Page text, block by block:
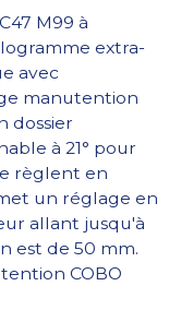
M99 à
extra-
avec
manutention
dossier
à 21° pour
règlent en
un réglage en
allant jusqu'à
est de 50 mm.
COBO